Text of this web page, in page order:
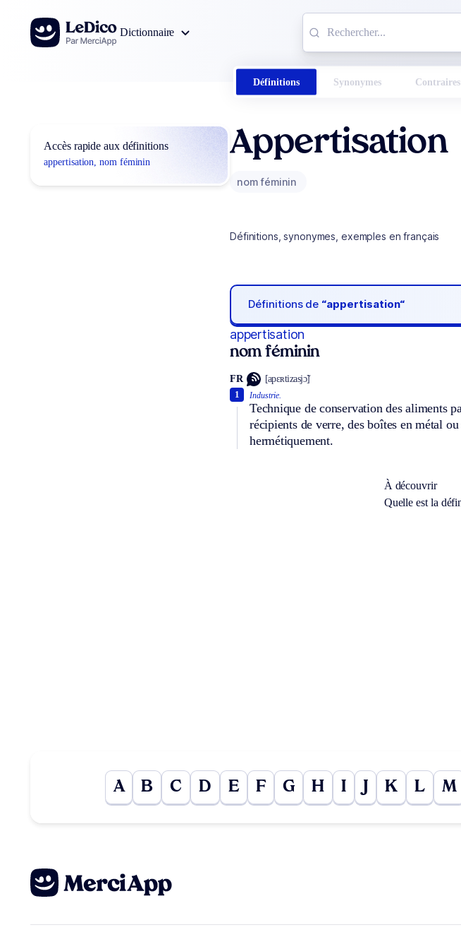
Aller au contenu
Dictionnaire
Définitions Synonymes Contraires
Accès rapide aux définitions
appertisation, nom féminin
Appertisation
nom féminin
Définitions, synonymes, exemples en français
Définitions de “appertisation“
appertisation
nom féminin
FR [apɛʀtizasjɔ̃]
Industrie.
Technique de conservation des aliments
récipients de verre, des boîtes en métal
hermétiquement.
1
À découvrir
Quelle est la
A B C D E F G H I J K L M